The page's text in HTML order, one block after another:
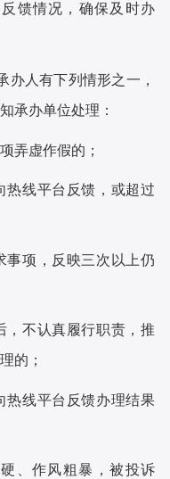
馈情况，确保及时办
办人有下列情形之一，
承办单位处理：
弄虚作假的；
热线平台反馈，或超过
事项，反映三次以上仍
，不认真履行职责，推
的；
热线平台反馈办理结果
、作风粗暴，被投诉